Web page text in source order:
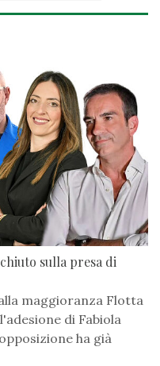
sulla presa di
maggioranza Flotta
di Fabiola
ha già